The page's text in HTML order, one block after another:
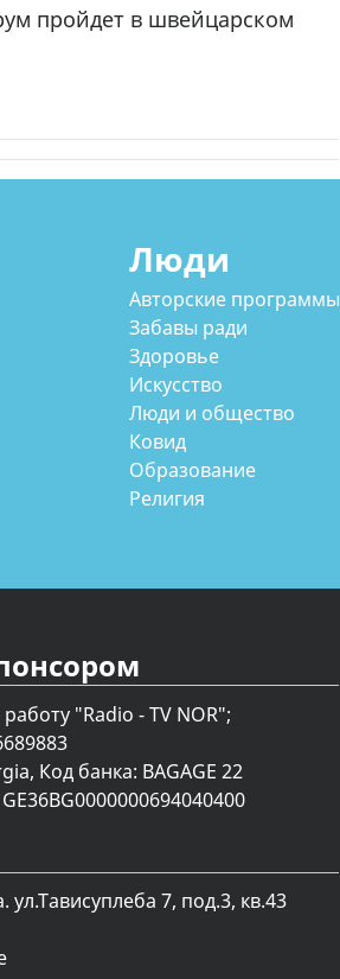
пройдет в швейцарском
Люди
Авторские программы
Забавы ради
Здоровье
Искусство
Люди и общество
Ковид
Образование
Религия
"Radio - TV NOR";
Код банка: BAGAGE 22
7, под.3, кв.43